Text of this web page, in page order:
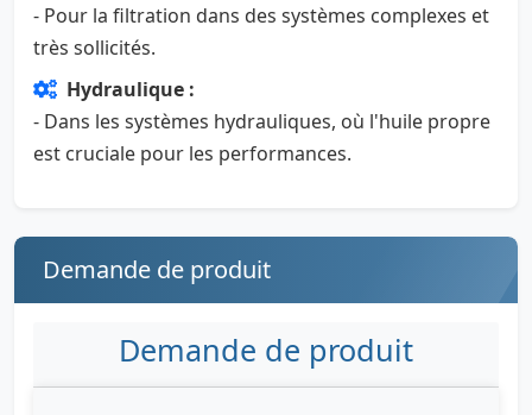
- Pour la filtration dans des systèmes complexes et
très sollicités.
Hydraulique :
- Dans les systèmes hydrauliques, où l'huile propre
est cruciale pour les performances.
Demande de produit
Demande de produit